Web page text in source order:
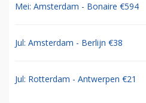
Mei: Amsterdam - Bonaire €594
Jul: Amsterdam - Berlijn €38
Jul: Rotterdam - Antwerpen €21